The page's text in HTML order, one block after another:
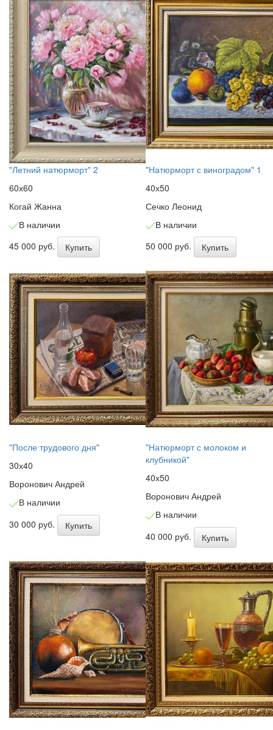
"Летний натюрморт" 2
60х60
Когай Жанна
В наличии
45 000 руб.
Купить
"Натюрморт с виноградом" 1
40х50
Сечко Леонид
В наличии
50 000 руб.
Купить
"После трудового дня"
30х40
Воронович Андрей
В наличии
30 000 руб.
Купить
"Натюрморт с молоком и
клубникой"
40х50
Воронович Андрей
В наличии
40 000 руб.
Купить